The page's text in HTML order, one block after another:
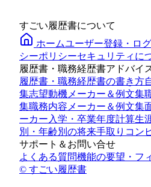
すごい履歴書について
ホームユーザー登録・ロ
シーポリシーセキュリティに
履歴書・職務経歴書アドバイ
履歴書・職務経歴書の書き方
集志望動機メーカー＆例文集
集職務内容メーカー＆例文集
ーカー 入学・卒業年度計算生
別・年齢別の将来手取り コン
サポート＆お問い合せ
よくある質問機能の要望・フ
© すごい履歴書